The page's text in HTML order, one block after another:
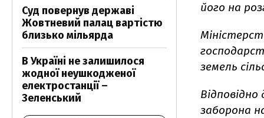
його на
земель
заборона
Суд повернув державі
Жовтневий палац вартістю
близько мільярда
В Україні не залишилося
жодної неушкодженої
електростанції –
Зеленський